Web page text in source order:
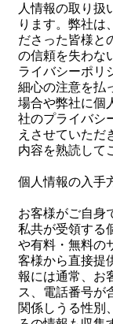
人情報の取り扱
ります。弊社は
ださった皆様と
の信頼を失わな
ライバシーポリ
細心の注意を払
場合や弊社に個
社のプライバシ
えさせていただ
内容を熟読して
個人情報の入手
お客様がご自身
私共が受領する
や有料・無料の
客様から直接提
報には通常、お
ス、電話番号が
関係しうる性別